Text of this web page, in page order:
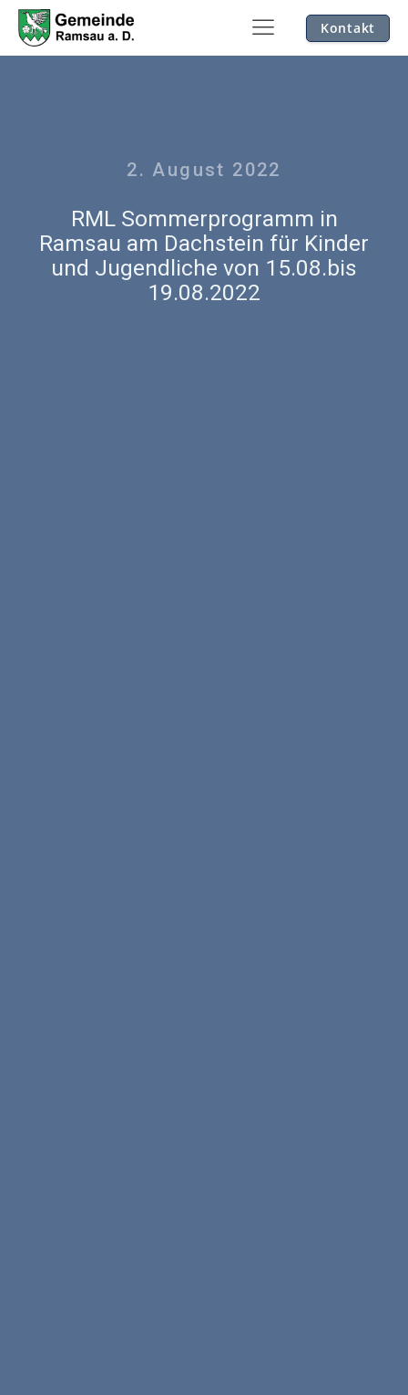
Kontakt
2. August 2022
RML Sommerprogramm in
Ramsau am Dachstein für Kinder
und Jugendliche von 15.08.bis
19.08.2022